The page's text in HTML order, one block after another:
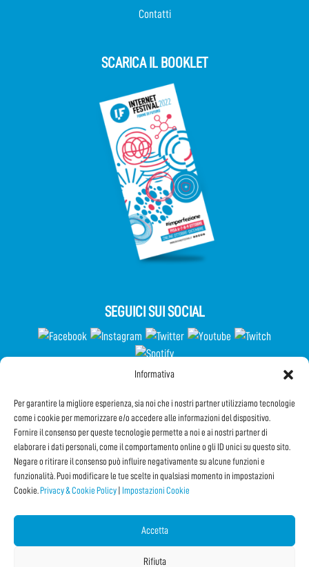
Informativa
Per garantire la migliore esperienza, sia noi che i nostri partner utilizziamo tecnologie
come i cookie per memorizzare e/o accedere alle informazioni del dispositivo.
Fornire il consenso per queste tecnologie permette a noi e ai nostri partner di
elaborare i dati personali, come il comportamento online o gli ID unici su questo sito.
Negare o ritirare il consenso può influire negativamente su alcune funzioni e
funzionalità. Puoi modificare le tue scelte in qualsiasi momento in impostazioni
Cookie. Privacy & Cookie Policy Impostazioni Cookie
Accetta
Rifiuta
Contatti
SCARICA IL BOOKLET
SEGUICI SUI SOCIAL
Iscriviti alla Newsletter
CONDIVIDI QUESTA PAGINA!
Facebook